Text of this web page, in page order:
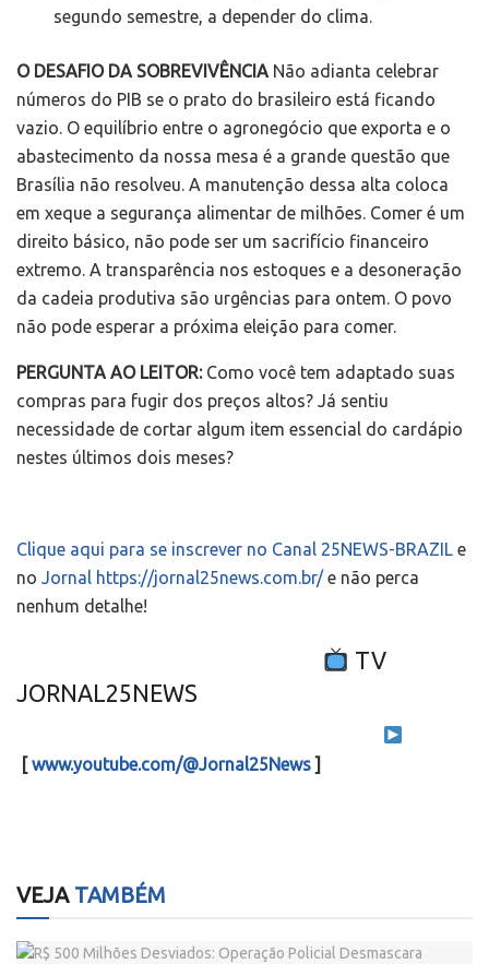
segundo semestre, a depender do clima.
O DESAFIO DA SOBREVIVÊNCIA Não adianta celebrar
números do PIB se o prato do brasileiro está ficando
vazio. O equilíbrio entre o agronegócio que exporta e o
abastecimento da nossa mesa é a grande questão que
Brasília não resolveu. A manutenção dessa alta coloca
em xeque a segurança alimentar de milhões. Comer é um
direito básico, não pode ser um sacrifício financeiro
extremo. A transparência nos estoques e a desoneração
da cadeia produtiva são urgências para ontem. O povo
não pode esperar a próxima eleição para comer.
PERGUNTA AO LEITOR:Como você tem adaptado suas
compras para fugir dos preços altos? Já sentiu
necessidade de cortar algum item essencial do cardápio
nestes últimos dois meses?
Clique aqui para se inscrever no Canal 25NEWS-BRAZIL e
no Jornal https://jornal25news.com.br/e não perca
nenhum detalhe!
TV
JORNAL25NEWS
[www.youtube.com/@Jornal25News]
VEJATAMBÉM